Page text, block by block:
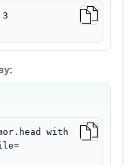
with